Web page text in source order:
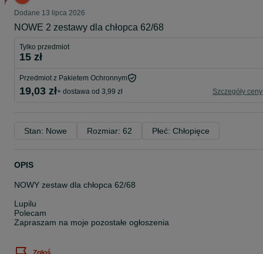
Dodane 13 lipca 2026
NOWE 2 zestawy dla chłopca 62/68
Tylko przedmiot
15 zł
Przedmiot z Pakietem Ochronnym
19,03 zł+ dostawa od 3,99 zł Szczegóły ceny
Stan: Nowe Rozmiar: 62 Płeć: Chłopięce
OPIS
NOWY zestaw dla chłopca 62/68
Lupilu
Polecam
Zapraszam na moje pozostałe ogłoszenia